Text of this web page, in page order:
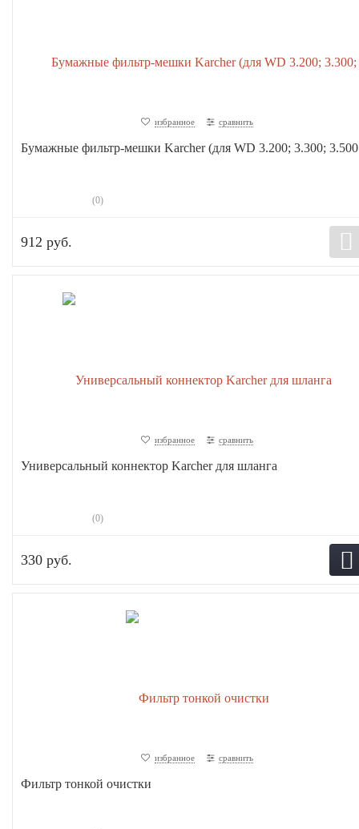
избранное сравнить
Бумажные фильтр-мешки Karcher (для WD 3.200; 3.300;
(0)
912 руб.
избранное сравнить
Универсальный коннектор Karcher для шланга
(0)
330 руб.
избранное сравнить
Фильтр тонкой очистки